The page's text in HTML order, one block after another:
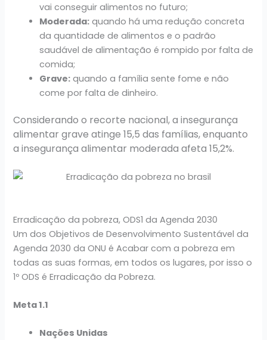
vai conseguir alimentos no futuro;
Moderada: quando há uma redução concreta
da quantidade de alimentos e o padrão
saudável de alimentação é rompido por falta de
comida;
Grave: quando a família sente fome e não
come por falta de dinheiro.
Considerando o recorte nacional, a insegurança
alimentar grave atinge 15,5 das famílias, enquanto
a insegurança alimentar moderada afeta 15,2%.
Erradicação da pobreza, ODS1 da Agenda 2030
Um dos Objetivos de Desenvolvimento Sustentável da
Agenda 2030 da ONU é Acabar com a pobreza em
todas as suas formas, em todos os lugares, por isso o
1º ODS é Erradicação da Pobreza.
Meta 1.1
Nações Unidas